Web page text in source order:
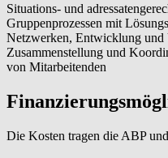
Situations- und
Gruppenprozessen mit
Netzwerken, Entwicklung und
Zusammenstellung und
von Mitarbeitenden
Die Kosten tragen die ABP